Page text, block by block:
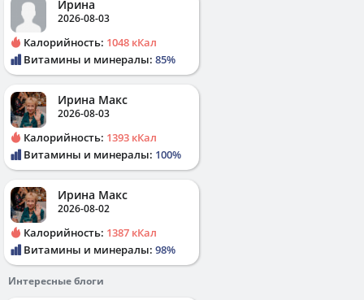
Ирина
2026-08-03
Калорийность: 1048 кКал
Витамины и минералы: 85%
Ирина Макс
2026-08-03
Калорийность: 1393 кКал
Витамины и минералы: 100%
Ирина Макс
2026-08-02
Калорийность: 1387 кКал
Витамины и минералы: 98%
Интересные блоги